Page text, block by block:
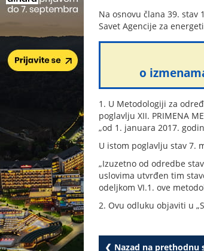
Na osnovu člana 39. stav
Savet Agencije za
o
1. U Metodologiji za
poglavlju XII. PRIMENA
„od 1. januara 2017.
U istom poglavlju stav 7.
„Izuzetno od odredbe
uslovima utvrđen tim
odeljkom VI.1. ove
2. Ovu odluku objaviti u
❮ Nazad na prethodnu